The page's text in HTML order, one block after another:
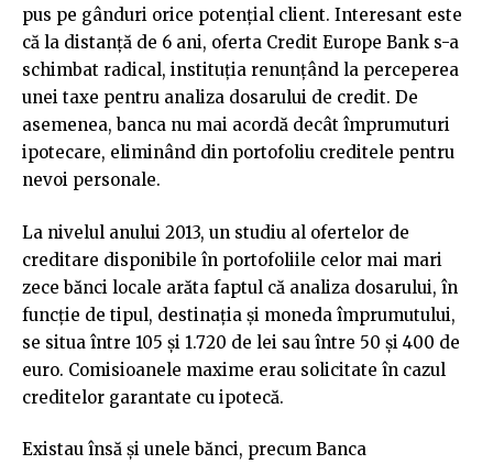
pus pe gânduri orice potențial client. Interesant este
că la distanță de 6 ani, oferta Credit Europe Bank s-a
schimbat radical, instituția renunțând la perceperea
unei taxe pentru analiza dosarului de credit. De
asemenea, banca nu mai acordă decât împrumuturi
ipotecare, eliminând din portofoliu creditele pentru
nevoi personale.
La nivelul anului 2013, un studiu al ofertelor de
creditare disponibile în portofoliile celor mai mari
zece bănci locale arăta faptul că analiza dosarului, în
funcție de tipul, destinația și moneda împrumutului,
se situa între 105 și 1.720 de lei sau între 50 și 400 de
euro. Comisioanele maxime erau solicitate în cazul
creditelor garantate cu ipotecă.
Existau însă și unele bănci, precum Banca